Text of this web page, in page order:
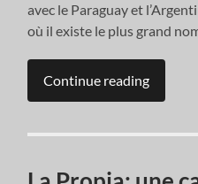
avec le Paraguay et
où il existe le plus grand
Continue reading